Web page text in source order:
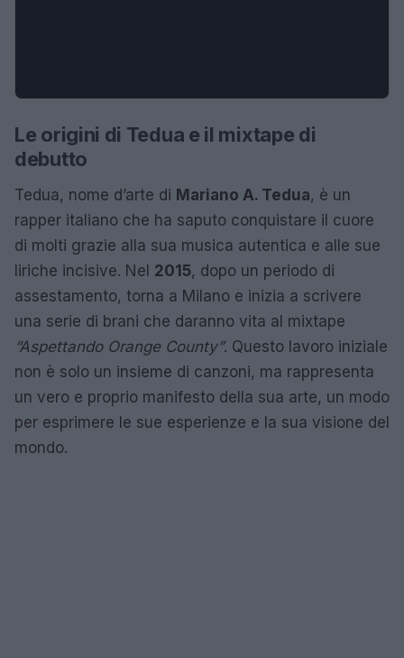
Le origini di Tedua e il mixtape di
debutto
Tedua, nome d’arte di Mariano A. Tedua, è un
rapper italiano che ha saputo conquistare il cuore
di molti grazie alla sua musica autentica e alle sue
liriche incisive. Nel 2015, dopo un periodo di
assestamento, torna a Milano e inizia a scrivere
una serie di brani che daranno vita al mixtape
“Aspettando Orange County”. Questo lavoro iniziale
non è solo un insieme di canzoni, ma rappresenta
un vero e proprio manifesto della sua arte, un modo
per esprimere le sue esperienze e la sua visione del
mondo.